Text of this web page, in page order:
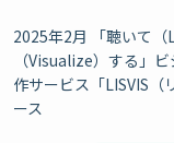
2025年2月 「聴いて
（Visualize）する」
作サービス「LISVIS（
ース